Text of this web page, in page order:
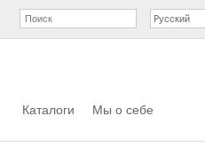
Каталоги Мы о себе